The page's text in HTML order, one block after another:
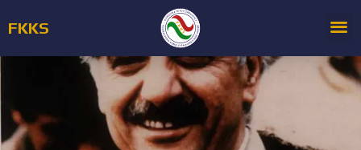
FKKS